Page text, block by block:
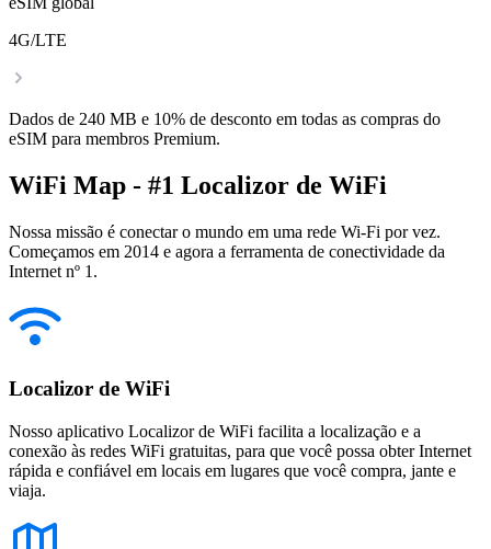
4G/LTE
Dados de 240 MB e 10% de desconto em todas as compras do
eSIM para membros Premium.
WiFi Map - #1 Localizor de WiFi
Nossa missão é conectar o mundo em uma rede Wi-Fi por vez.
Começamos em 2014 e agora a ferramenta de conectividade da
Internet nº 1.
Localizor de WiFi
Nosso aplicativo Localizor de WiFi facilita a localização e a
conexão às redes WiFi gratuitas, para que você possa obter Internet
rápida e confiável em locais em lugares que você compra, jante e
viaja.